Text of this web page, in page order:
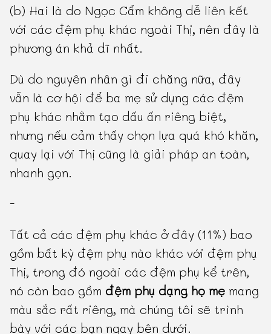
(b) Hai là do Ngọc Cẩm không dễ liên kết
với các đệm phụ khác ngoài Thị, nên đây là
phương án khả dĩ nhất.
Dù do nguyên nhân gì đi chăng nữa, đây
vẫn là cơ hội để ba mẹ sử dụng các đệm
phụ khác nhằm tạo dấu ấn riêng biệt,
nhưng nếu cảm thấy chọn lựa quá khó khăn,
quay lại với Thị cũng là giải pháp an toàn,
nhanh gọn.
-
Tất cả các đệm phụ khác ở đây (11%) bao
gồm bất kỳ đệm phụ nào khác với đệm phụ
Thị, trong đó ngoài các đệm phụ kể trên,
nó còn bao gồmđệm phụ dạng họ mẹ mang
màu sắc rất riêng, mà chúng tôi sẽ trình
bày với các bạn ngay bên dưới.